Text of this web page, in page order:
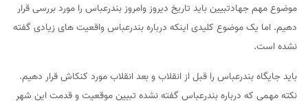
موضوع مهم جهادتبیین باید تاریخ دیروز وامروز بندرعباس را مورد بررسی قرار
دهیم. اما یک موضوع کلیدی اینکه درباره بندرعباس واقعیت های زیادی گفته
نشده است.
باید جایگاه بندرعباس را قبل از انقلاب و بعد انقلاب مورد کنکاش قرار دهیم.
نکته مهمی که درباره بندرعباس گفته نشده تبیین موقعیت و قدمت این شهر